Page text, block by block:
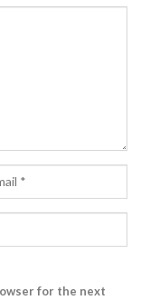
for the next